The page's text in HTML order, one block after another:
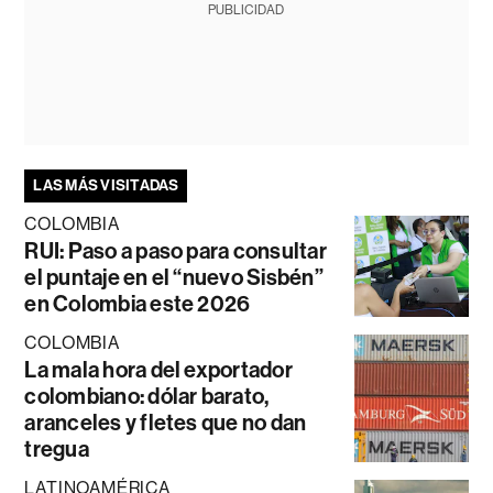
PUBLICIDAD
LAS MÁS VISITADAS
COLOMBIA
RUI: Paso a paso para consultar
el puntaje en el “nuevo Sisbén”
en Colombia este 2026
COLOMBIA
La mala hora del exportador
colombiano: dólar barato,
aranceles y fletes que no dan
tregua
LATINOAMÉRICA